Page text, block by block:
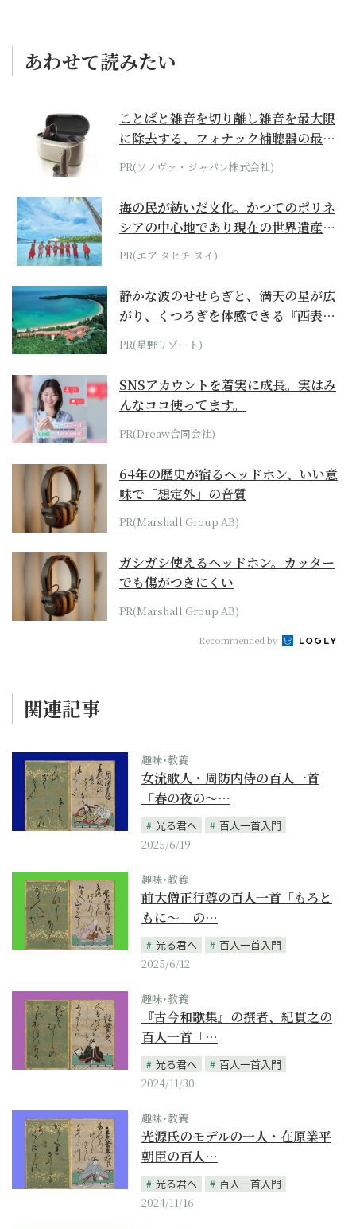
あわせて読みたい
ことばと雑音を切り離し雑音を最大限
に除去する、フォナック補聴器の最上
位モデル
PR(ソノヴァ・ジャパン株式会社)
海の民が紡いだ文化。かつてのポリネ
シアの中心地であり現在の世界遺産か
らみえてくる...
PR(エア タヒチ ヌイ)
静かな波のせせらぎと、満天の星が広
がり、くつろぎを体感できる『西表島
ホテル by...
PR(星野リゾート)
SNSアカウントを着実に成長。実はみ
んなココ使ってます。
PR(Dreaw合同会社)
64年の歴史が宿るヘッドホン、いい意
味で「想定外」の音質
PR(Marshall Group AB)
ガシガシ使えるヘッドホン。カッター
でも傷がつきにくい
PR(Marshall Group AB)
Recommended by
関連記事
趣味･教養
女流歌人・周防内侍の百人一首
「春の夜の～…
光る君へ
百人一首入門
2025/6/19
趣味･教養
前大僧正行尊の百人一首「もろと
もに～」の…
光る君へ
百人一首入門
2025/6/12
趣味･教養
『古今和歌集』の撰者、紀貫之の
百人一首「…
光る君へ
百人一首入門
2024/11/30
趣味･教養
光源氏のモデルの一人・在原業平
朝臣の百人…
光る君へ
百人一首入門
2024/11/16